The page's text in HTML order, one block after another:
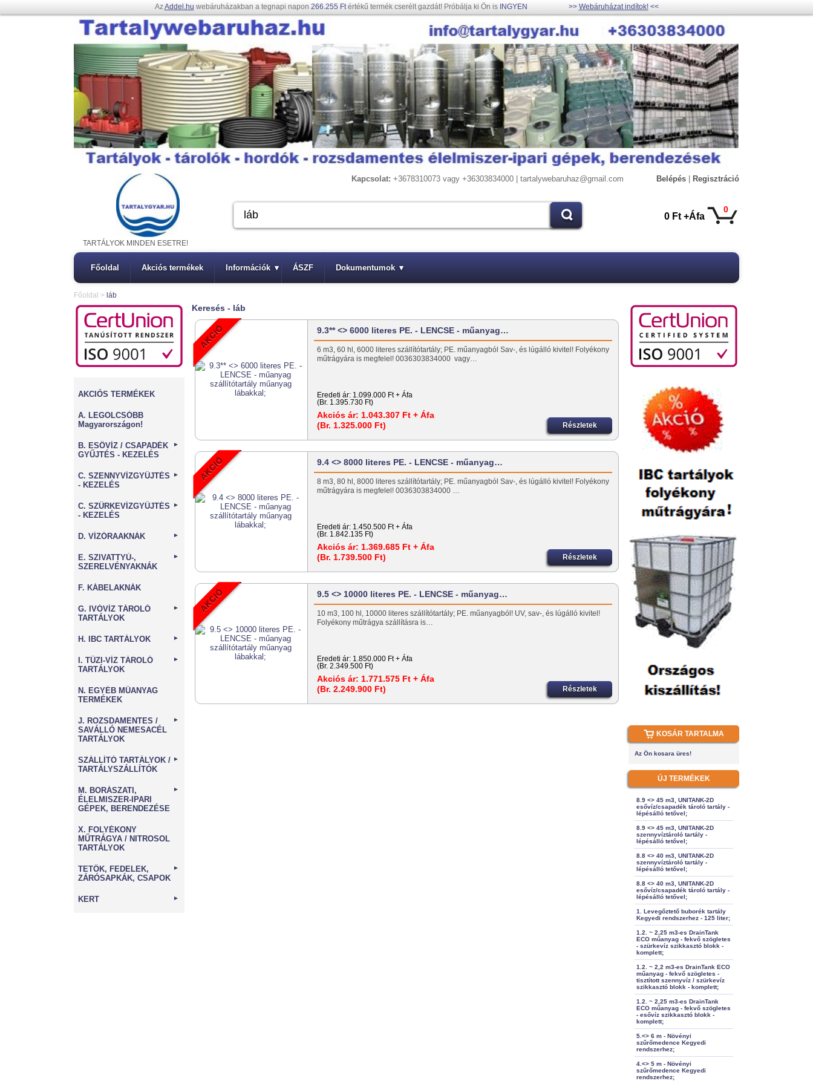
AzAddel.hu webáruházakban a tegnapi napon 266.255 Ftértékű termék cserélt gazdát! Próbálja ki Ön is INGYEN >> Webáruházat indítok!<<
Kapcsolat: +3678310073 vagy +36303834000 | tartalywebaruhaz@gmail.com Belépés Regisztráció
0
0 Ft +Áfa
TARTÁLYOK MINDEN ESETRE!
Főoldal Akciós termékek Információk ▾ ÁSZF Dokumentumok ▾
Főoldal > láb
AKCIÓS TERMÉKEK
A. LEGOLCSÓBB
Magyarországon!
B. ESŐVÍZ / CSAPADÉK
GYŰJTÉS - KEZELÉS
►
C. SZENNYVÍZGYŰJTÉS
- KEZELÉS
►
C. SZÜRKEVÍZGYŰJTÉS
- KEZELÉS
►
D. VÍZÓRAAKNÁK ►
E. SZIVATTYÚ-,
SZERELVÉNYAKNÁK
►
F. KÁBELAKNÁK
G. IVÓVÍZ TÁROLÓ
TARTÁLYOK
►
H. IBC TARTÁLYOK ►
I. TŰZI-VÍZ TÁROLÓ
TARTÁLYOK
►
N. EGYÉB MŰANYAG
TERMÉKEK
J. ROZSDAMENTES /
SAVÁLLÓ NEMESACÉL
TARTÁLYOK
►
SZÁLLÍTÓ TARTÁLYOK /
TARTÁLYSZÁLLÍTÓK
►
M. BORÁSZATI,
ÉLELMISZER-IPARI
GÉPEK, BERENDEZÉSE
►
X. FOLYÉKONY
MŰTRÁGYA / NITROSOL
TARTÁLYOK
TETŐK, FEDELEK,
ZÁRÓSAPKÁK, CSAPOK
►
KERT ►
Keresés - láb
9.3** <> 6000 literes PE. - LENCSE - műanyag…
6 m3, 60 hl, 6000 literes szállítótartály; PE. műanyagból Sav-, és lúgálló kivitel! Folyékony
műtrágyára is megfelel! 0036303834000 vagy…
Eredeti ár: 1.099.000 Ft + Áfa
(Br. 1.395.730 Ft)
Akciós ár: 1.043.307 Ft + Áfa
(Br. 1.325.000 Ft)
Részletek
9.4 <> 8000 literes PE. - LENCSE - műanyag…
8 m3, 80 hl, 8000 literes szállítótartály; PE. műanyagból Sav-, és lúgálló kivitel! Folyékony
műtrágyára is megfelel! 0036303834000 …
Eredeti ár: 1.450.500 Ft + Áfa
(Br. 1.842.135 Ft)
Akciós ár: 1.369.685 Ft + Áfa
(Br. 1.739.500 Ft)
Részletek
9.5 <> 10000 literes PE. - LENCSE - műanyag…
10 m3, 100 hl, 10000 literes szállítótartály; PE. műanyagból! UV, sav-, és lúgálló kivitel!
Folyékony műtrágya szállításra is…
Eredeti ár: 1.850.000 Ft + Áfa
(Br. 2.349.500 Ft)
Akciós ár: 1.771.575 Ft + Áfa
(Br. 2.249.900 Ft)
Részletek
KOSÁR TARTALMA
Az Ön kosara üres!
ÚJ TERMÉKEK
8.9 <> 45 m3, UNITANK-2D
esővíz/csapadék tároló tartály -
lépésálló tetővel;
8.9 <> 45 m3, UNITANK-2D
szennyvíztároló tartály -
lépésálló tetővel;
8.8 <> 40 m3, UNITANK-2D
szennyvíztároló tartály -
lépésálló tetővel;
8.8 <> 40 m3, UNITANK-2D
esővíz/csapadék tároló tartály -
lépésálló tetővel;
1. Levegőztető buborék tartály
Kegyedi rendszerhez - 125 liter;
1.2. ~ 2,25 m3-es DrainTank
ECO műanyag - fekvő szögletes
- szürkevíz szikkasztó blokk -
komplett;
1.2. ~ 2,2 m3-es DrainTank ECO
műanyag - fekvő szögletes -
tisztított szennyvíz / szürkevíz
szikkasztó blokk - komplett;
1.2. ~ 2,25 m3-es DrainTank
ECO műanyag - fekvő szögletes
- esővíz szikkasztó blokk -
komplett;
5.<> 6 m - Növényi
szűrőmedence Kegyedi
rendszerhez;
4.<> 5 m - Növényi
szűrőmedence Kegyedi
rendszerhez;